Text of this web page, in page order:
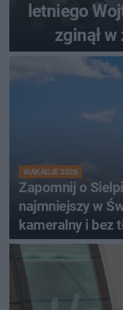
letniego
zginął
WAKACJE 2026
Zapomnij o
najmniejszy w Świętokrzyskiem,
kameralny i bez